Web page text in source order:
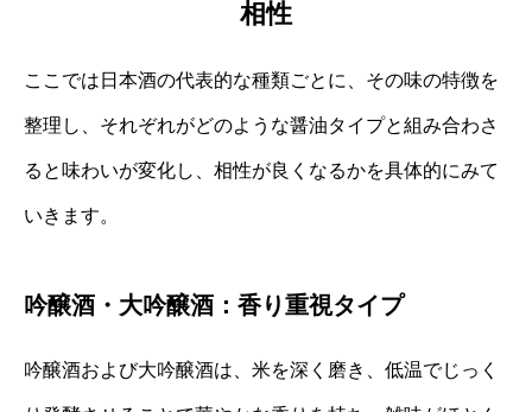
相性
ここでは日本酒の代表的な種類ごとに、その味の特徴を
整理し、それぞれがどのような醤油タイプと組み合わさ
ると味わいが変化し、相性が良くなるかを具体的にみて
いきます。
吟醸酒・大吟醸酒：香り重視タイプ
吟醸酒および大吟醸酒は、米を深く磨き、低温でじっく